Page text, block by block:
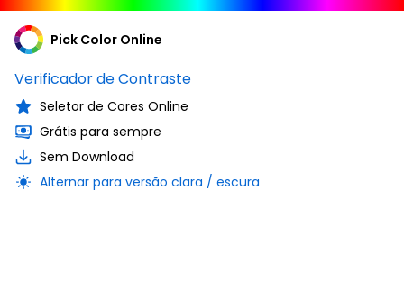
Pick Color Online
Verificador de Contraste
Seletor de Cores Online
Grátis para sempre
Sem Download
Alternar para versão clara / escura